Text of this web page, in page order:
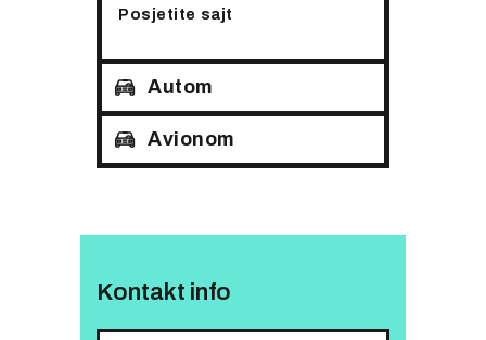
Posjetite sajt
Autom
Avionom
Kontakt info